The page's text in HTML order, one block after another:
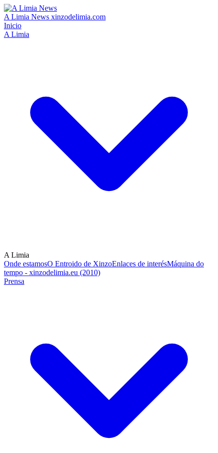
A Limia News xinzodelimia.com
Inicio
A Limia
A Limia
Onde estamosO Entroido de XinzoEnlaces de interésMáquina do
tempo - xinzodelimia.eu (2010)
Prensa